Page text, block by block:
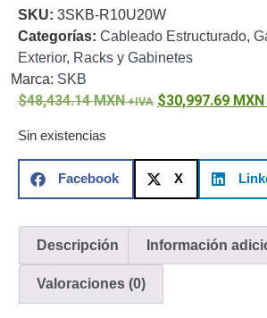
o
RefaccionesProbadores
de
VideoTransceptores
de Video
Conectores
Adaptador
a
y
VideoCable
ConectoresCables
SKU: 3SKB-R10U20W
Categorías: Cableado Estructurado,
Exterior, Racks y Gabinetes
Marca: SKB
48,434.14MXN 30,997.69 MXN
Sin existencias
Facebook X
Descripción Información
Valoraciones (0)